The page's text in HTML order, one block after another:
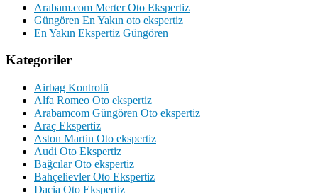
Arabam.com Merter Oto Ekspertiz
Güngören En Yakın oto ekspertiz
En Yakın Ekspertiz Güngören
Kategoriler
Airbag Kontrolü
Alfa Romeo Oto ekspertiz
Arabamcom Güngören Oto ekspertiz
Araç Ekspertiz
Aston Martin Oto ekspertiz
Audi Oto Ekspertiz
Bağcılar Oto ekspertiz
Bahçelievler Oto Ekspertiz
Dacia Oto Ekspertiz